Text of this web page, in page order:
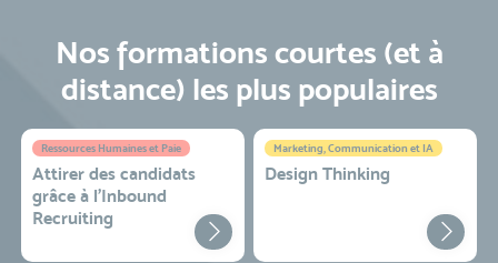
Nos formations courtes (et à
distance) les plus populaires
Ressources Humaines et Paie
Attirer des candidats
grâce à l’Inbound
Recruiting
Marketing, Communication et IA
Design Thinking